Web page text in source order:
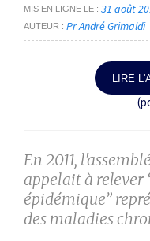
MIS EN LIGNE LE 31 août
AUTEUR Pr André Grimaldi
LIRE
En 2011,
appelait à relever
épidémique”
des maladies